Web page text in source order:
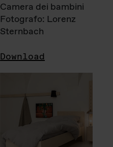
Camera dei bambini
Fotografo: Lorenz
Sternbach
Download